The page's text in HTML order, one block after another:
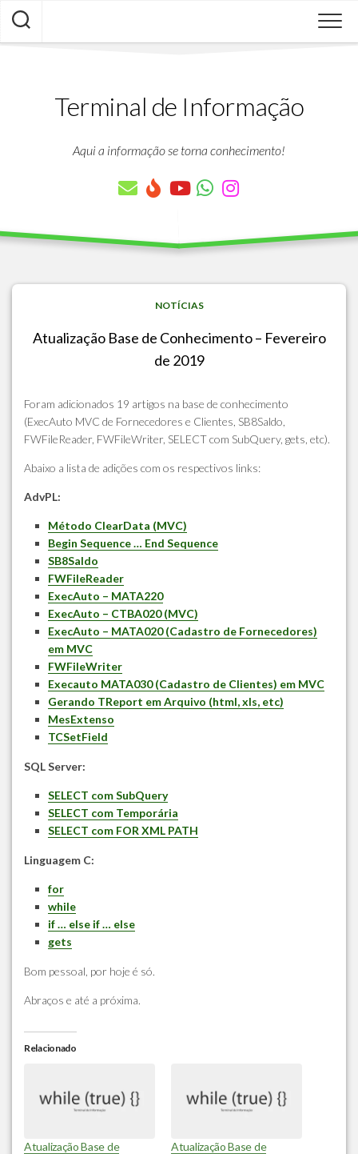
Skip
content
Terminal de Informação
Aqui a informação se torna conhecimento!
NOTÍCIAS
Atualização Base de Conhecimento – Fevereiro
de 2019
Foram adicionados 19 artigos na base de conhecimento
(ExecAuto MVC de Fornecedores e Clientes, SB8Saldo,
FWFileReader, FWFileWriter, SELECT com SubQuery, gets, etc).
Abaixo a lista de adições com os respectivos links:
AdvPL:
Método ClearData (MVC)
Begin Sequence … End Sequence
SB8Saldo
FWFileReader
ExecAuto – MATA220
ExecAuto – CTBA020 (MVC)
ExecAuto – MATA020 (Cadastro de Fornecedores)
em MVC
FWFileWriter
Execauto MATA030 (Cadastro de Clientes) em MVC
Gerando TReport em Arquivo (html, xls, etc)
MesExtenso
TCSetField
SQL Server:
SELECT com SubQuery
SELECT com Temporária
SELECT com FOR XML PATH
Linguagem C:
for
while
if … else if … else
gets
Bom pessoal, por hoje é só.
Abraços e até a próxima.
Relacionado
Atualização Base de
Atualização Base de